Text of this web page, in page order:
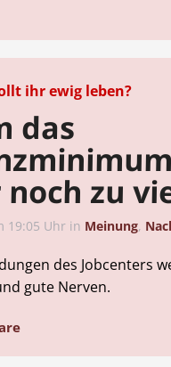
ihr ewig leben?
das
zu
19:05 Uhr in Meinung,
des Jobcenters
gute Nerven.